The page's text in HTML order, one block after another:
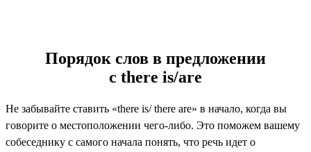
Порядок слов в предложении
с there is/are
Не забывайте ставить «there is/ there are» в начало, когда вы
говорите о местоположении чего-либо. Это поможем вашему
собеседнику с самого начала понять, что речь идет о